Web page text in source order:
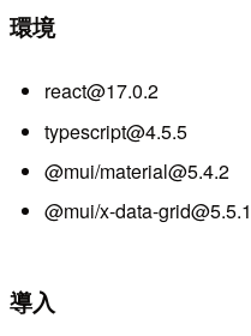
環境
react@17.0.2
typescript@4.5.5
@mui/material@5.4.2
@mui/x-data-grid@5.5.1
導入